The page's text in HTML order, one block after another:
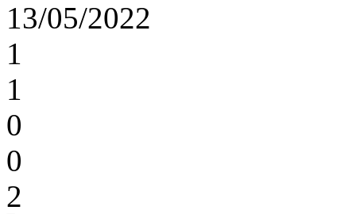
13/05/2022
1
1
0
0
2